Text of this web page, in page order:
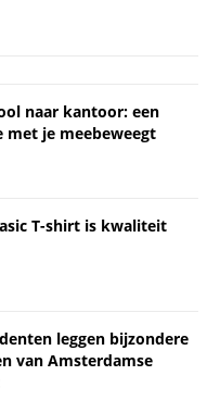
naar kantoor: een
met je meebeweegt
T-shirt is kwaliteit
leggen bijzondere
van Amsterdamse